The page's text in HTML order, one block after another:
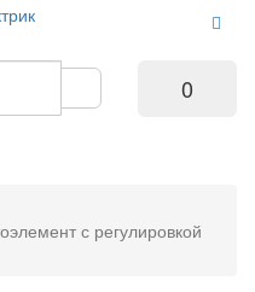
0
с регулировкой